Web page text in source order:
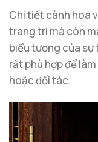
Chi tiết cành hoa
trang trí mà còn
biểu tượng của sự
rất phù hợp để
hoặc đối tác.